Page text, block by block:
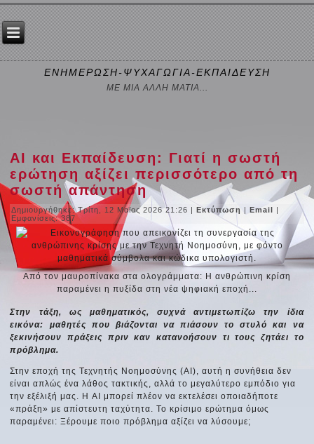
ΕΝΗΜΕΡΩΣΗ-ΨΥΧΑΓΩΓΙΑ-ΕΚΠΑΙΔΕΥΣΗ
ΜΕ ΜΙΑ ΑΛΛΗ ΜΑΤΙΑ...
AI και Εκπαίδευση: Γιατί η σωστή
ερώτηση αξίζει περισσότερο από τη
σωστή απάντηση
Δημιουργήθηκε: Τρίτη, 12 Μαϊος 2026 21:26 |Εκτύπωση |Email |
Εμφανίσεις: 387
Από τον μαυροπίνακα στα ολογράμματα: Η ανθρώπινη κρίση
παραμένει η πυξίδα στη νέα ψηφιακή εποχή...
Στην τάξη, ως μαθηματικός, συχνά αντιμετωπίζω την ίδια
εικόνα: μαθητές που βιάζονται να πιάσουν το στυλό και να
ξεκινήσουν πράξεις πριν καν κατανοήσουν τι τους ζητάει το
πρόβλημα.
Στην εποχή της Τεχνητής Νοημοσύνης (AI), αυτή η συνήθεια δεν
είναι απλώς ένα λάθος τακτικής, αλλά το μεγαλύτερο εμπόδιο για
την εξέλιξή μας. Η AI μπορεί πλέον να εκτελέσει οποιαδήποτε
«πράξη» με απίστευτη ταχύτητα. Το κρίσιμο ερώτημα όμως
παραμένει: Ξέρουμε ποιο πρόβλημα αξίζει να λύσουμε;